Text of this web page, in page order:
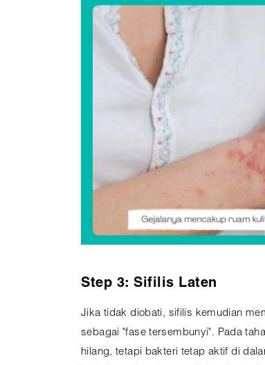
Step 3: Sifilis Laten
Jika tidak diobati, sifilis kemudian
sebagai "fase tersembunyi". Pada
hilang, tetapi bakteri tetap aktif di